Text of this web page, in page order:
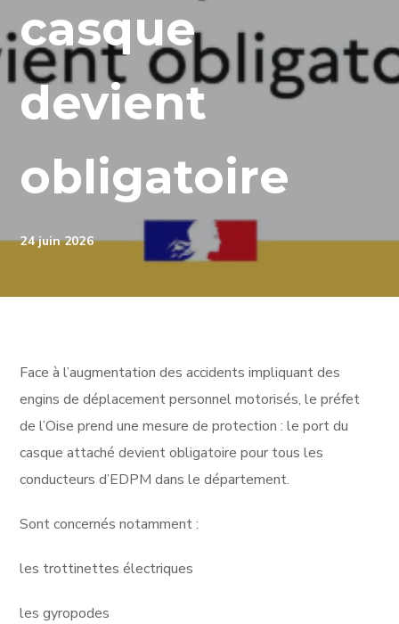
casque
devient
obligatoire
24 juin 2026
Face à l’augmentation des accidents impliquant des
engins de déplacement personnel motorisés, le préfet
de l’Oise prend une mesure de protection : le port du
casque attaché devient obligatoire pour tous les
conducteurs d’EDPM dans le département.
Sont concernés notamment :
les trottinettes électriques
les gyropodes